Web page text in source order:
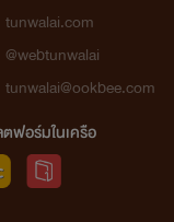
tunwalai.com
@webtunwalai
tunwalai@ookbee.com
ฟอร์มในเครือ